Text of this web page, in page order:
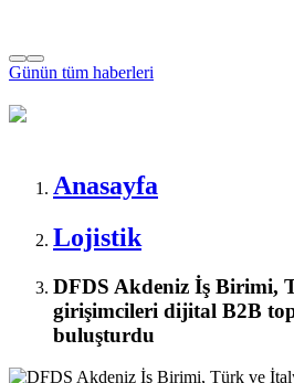
Günün tüm haberleri
Anasayfa
Lojistik
DFDS Akdeniz İş Birimi,
girişimcileri dijital B2B
buluşturdu